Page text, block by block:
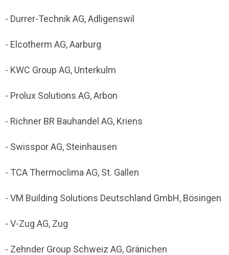
- Durrer-Technik AG, Adligenswil
- Elcotherm AG, Aarburg
- KWC Group AG, Unterkulm
- Prolux Solutions AG, Arbon
- Richner BR Bauhandel AG, Kriens
- Swisspor AG, Steinhausen
- TCA Thermoclima AG, St. Gallen
- VM Building Solutions Deutschland GmbH, Bösingen
- V-Zug AG, Zug
- Zehnder Group Schweiz AG, Gränichen